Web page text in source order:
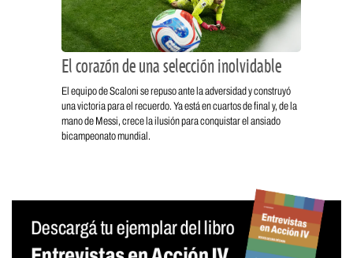
El corazón de una selección inolvidable
El equipo de Scaloni se repuso ante la adversidad y construyó
una victoria para el recuerdo. Ya está en cuartos de final y, de la
mano de Messi, crece la ilusión para conquistar el ansiado
bicampeonato mundial.